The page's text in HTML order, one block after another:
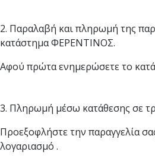
2. Παραλαβή και πληρωμή της
κατάστημα ΦΕΡΕΝΤΙΝΟΣ.
Αφού πρώτα ενημερώσετε το
3. Πληρωμή μέσω κατάθεσης σε
Προεξοφλήστε την παραγγελία
λογαριασμό .